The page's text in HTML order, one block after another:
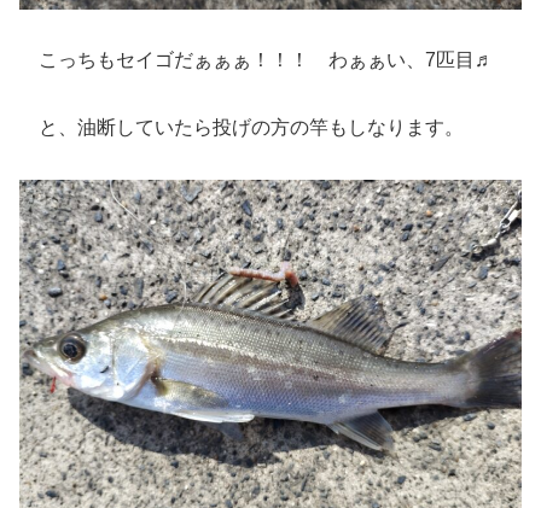
こっちもセイゴだぁぁぁ！！！ わぁぁい、7匹目♬
と、油断していたら投げの方の竿もしなります。